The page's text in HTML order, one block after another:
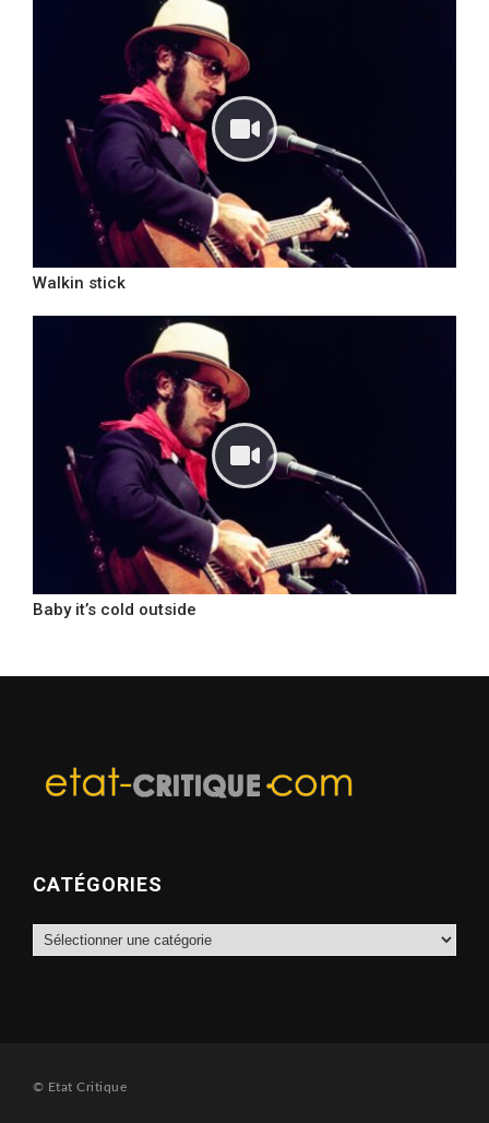
Walkin stick
Baby it’s cold outside
CATÉGORIES
Catégories
© Etat Critique